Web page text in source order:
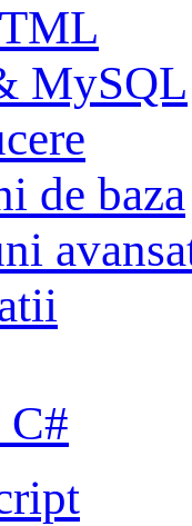
MySQL
de baza